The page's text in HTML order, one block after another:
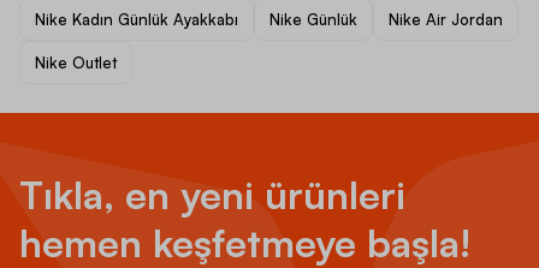
Nike Kadın Günlük Ayakkabı Nike Günlük Nike Air Jordan
Nike Outlet
Tıkla, en yeni ürünleri
hemen keşfetmeye başla!